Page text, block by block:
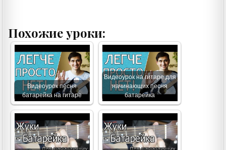
Похожие уроки:
Видеоурок песня
батарейка на гитаре
Видеоурок на гитаре для
начинающих песня
батарейка